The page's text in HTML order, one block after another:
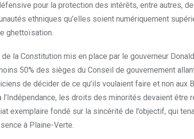
pour la protection des intérêts, entre autres,
ethniques qu’elles soient numériquement
ghettoïsation.
la Constitution mis en place par le gouverneur
50% des sièges du Conseil de gouvernement
de décider de ce qu’ils voulaient faire et non
les droits des minorités devaient
exemplaire fondé sur la sincérité de l’objectif, qui
à Plaine-Verte.